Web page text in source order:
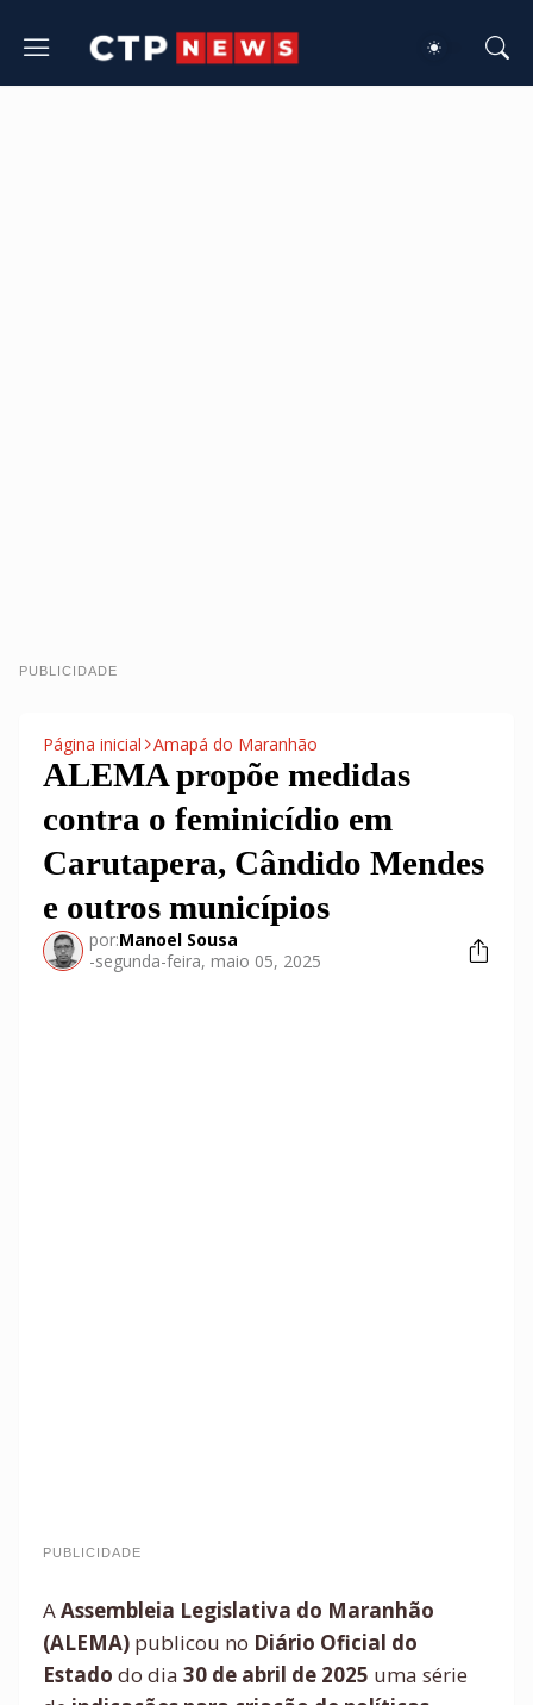
PUBLICIDADE
Página inicial Amapá do Maranhão
ALEMA propõe medidas
contra o feminicídio em
Carutapera, Cândido Mendes
e outros municípios
por:Manoel Sousa
-segunda-feira, maio 05, 2025
PUBLICIDADE
AAssembleia Legislativa do Maranhão
(ALEMA) publicou no Diário Oficial do
Estado do dia 30 de abril de 2025 uma série